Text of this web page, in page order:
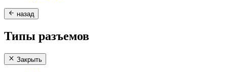
назад
Типы разъемов
Закрыть